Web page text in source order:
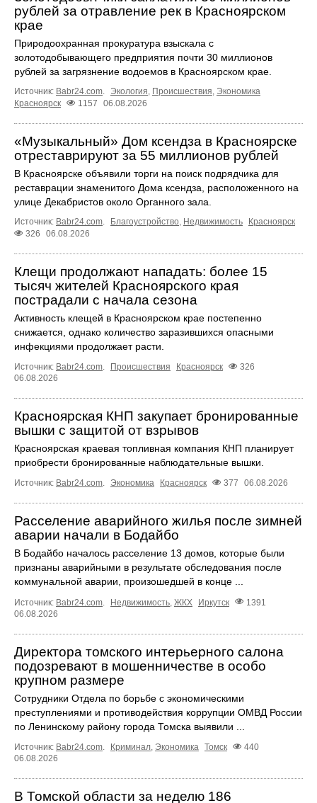
рублей за отравление рек в Красноярском
крае
Природоохранная прокуратура взыскала с
золотодобывающего предприятия почти 30 миллионов
рублей за загрязнение водоемов в Красноярском крае.
Источник: Babr24.com. Экология, Происшествия, Экономика
Красноярск
1157 06.08.2026
«Музыкальный» Дом ксендза в Красноярске
отреставрируют за 55 миллионов рублей
В Красноярске объявили торги на поиск подрядчика для
реставрации знаменитого Дома ксендза, расположенного на
улице Декабристов около Органного зала.
Источник: Babr24.com. Благоустройство, Недвижимость
Красноярск
326
06.08.2026
Клещи продолжают нападать: более 15
тысяч жителей Красноярского края
пострадали с начала сезона
Активность клещей в Красноярском крае постепенно
снижается, однако количество заразившихся опасными
инфекциями продолжает расти.
Источник: Babr24.com. Происшествия Красноярск
326
06.08.2026
Красноярская КНП закупает бронированные
вышки с защитой от взрывов
Красноярская краевая топливная компания КНП планирует
приобрести бронированные наблюдательные вышки.
Источник: Babr24.com. Экономика Красноярск 377 06.08.2026
Расселение аварийного жилья после зимней
аварии начали в Бодайбо
В Бодайбо началось расселение 13 домов, которые были
признаны аварийными в результате обследования после
коммунальной аварии, произошедшей в конце ...
Источник: Babr24.com Недвижимость ЖКХ Иркутск
1391
06.08.2026
Директора томского интерьерного салона
подозревают в мошенничестве в особо
крупном размере
Сотрудники Отдела по борьбе с экономическими
преступлениями и противодействия коррупции ОМВД России
по Ленинскому району города Томска выявили ...
Источник: Babr24.com Криминал Экономика Томск
440
06.08.2026
В Томской области за неделю 186